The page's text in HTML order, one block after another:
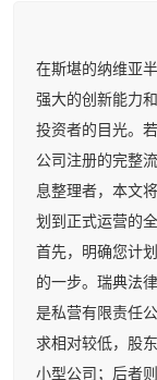
在斯堪的纳维亚
强大的创新能力
投资者的目光。
公司注册的完整
息整理者，本文
划到正式运营的全
首先，明确您计
的一步。瑞典法
是私营有限责任
求相对较低，股
小型公司；后者